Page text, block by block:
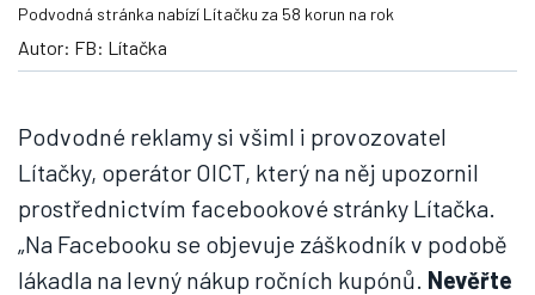
Podvodná stránka nabízí Lítačku za 58 korun na rok
Autor: FB: Lítačka
Podvodné reklamy si všiml i provozovatel
Lítačky, operátor OICT, který na něj upozornil
prostřednictvím facebookové stránky Lítačka.
„Na Facebooku se objevuje záškodník v podobě
lákadla na levný nákup ročních kupónů. Nevěřte